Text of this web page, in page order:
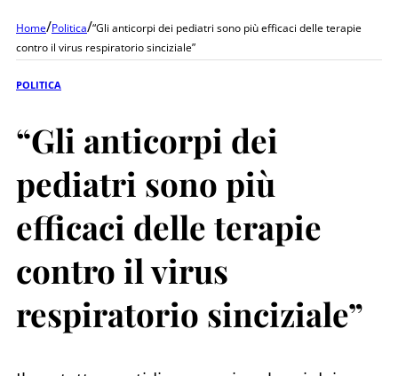
Home/Politica/“Gli anticorpi dei pediatri sono più efficaci delle terapie
contro il virus respiratorio sinciziale”
POLITICA
“Gli anticorpi dei
pediatri sono più
efficaci delle terapie
contro il virus
respiratorio sinciziale”